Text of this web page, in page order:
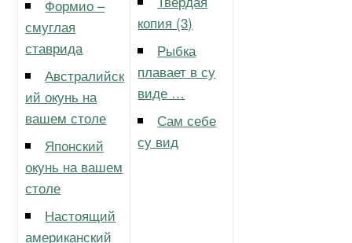
Формио –
смуглая
ставрида
Австралийск
ий окунь на
вашем столе
Японский
окунь на вашем
столе
Настоящий
американский
копия (3)
Рыбка
плавает в су
виде …
Сам себе
су вид